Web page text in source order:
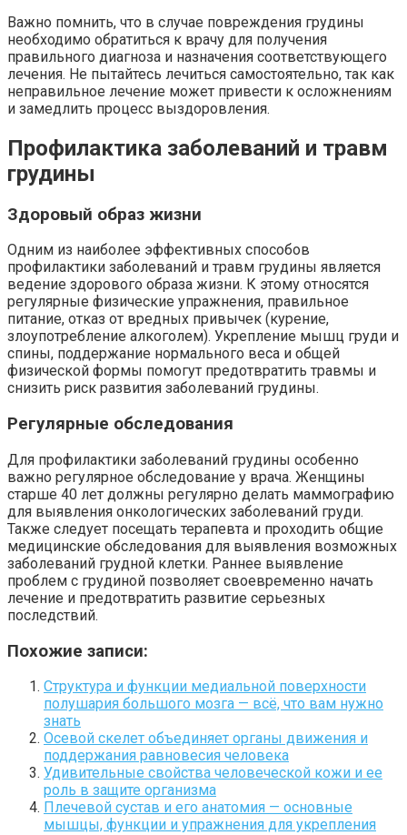
Важно помнить, что в случае повреждения грудины
необходимо обратиться к врачу для получения
правильного диагноза и назначения соответствующего
лечения. Не пытайтесь лечиться самостоятельно, так как
неправильное лечение может привести к осложнениям
и замедлить процесс выздоровления.
Профилактика заболеваний и травм
грудины
Здоровый образ жизни
Одним из наиболее эффективных способов
профилактики заболеваний и травм грудины является
ведение здорового образа жизни. К этому относятся
регулярные физические упражнения, правильное
питание, отказ от вредных привычек (курение,
злоупотребление алкоголем). Укрепление мышц груди и
спины, поддержание нормального веса и общей
физической формы помогут предотвратить травмы и
снизить риск развития заболеваний грудины.
Регулярные обследования
Для профилактики заболеваний грудины особенно
важно регулярное обследование у врача. Женщины
старше 40 лет должны регулярно делать маммографию
для выявления онкологических заболеваний груди.
Также следует посещать терапевта и проходить общие
медицинские обследования для выявления возможных
заболеваний грудной клетки. Раннее выявление
проблем с грудиной позволяет своевременно начать
лечение и предотвратить развитие серьезных
последствий.
Похожие записи:
Структура и функции медиальной поверхности
полушария большого мозга — всё, что вам нужно
знать
Осевой скелет объединяет органы движения и
поддержания равновесия человека
Удивительные свойства человеческой кожи и ее
роль в защите организма
Плечевой сустав и его анатомия — основные
мышцы, функции и упражнения для укрепления